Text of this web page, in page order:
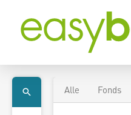
Alle Fonds